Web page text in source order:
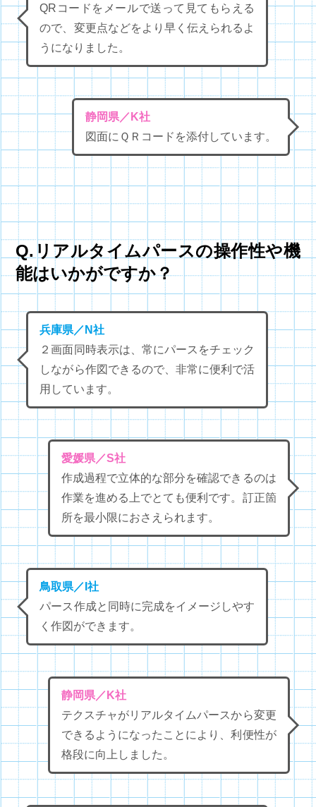
QRコードをメールで送って見てもらえる
ので、変更点などをより早く伝えられるよ
うになりました。
静岡県／K社
図面にＱＲコードを添付しています。
Q.リアルタイムパースの操作性や機
能はいかがですか？
兵庫県／N社
２画面同時表示は、常にパースをチェック
しながら作図できるので、非常に便利で活
用しています。
愛媛県／S社
作成過程で立体的な部分を確認できるのは
作業を進める上でとても便利です。訂正箇
所を最小限におさえられます。
鳥取県／I社
パース作成と同時に完成をイメージしやす
く作図ができます。
静岡県／K社
テクスチャがリアルタイムパースから変更
できるようになったことにより、利便性が
格段に向上しました。